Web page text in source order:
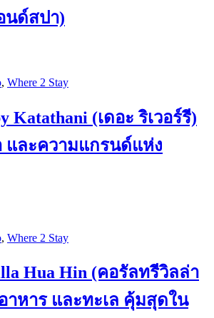
นด์สปา)
, Where 2 Stay
Katathani (เดอะ ริเวอร์รี)
และความแกรนด์แห่ง
, Where 2 Stay
Hua Hin (คอรัลทรีวิลล่า
าหาร และทะเล คุ้มสุดใน